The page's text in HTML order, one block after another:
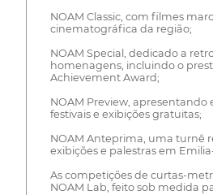
NOAM Classic, com filmes
cinematográfica da região;
NOAM Special, dedicado a
homenagens, incluindo o
Achievement Award;
NOAM Preview, apresentando
festivais e exibições gratuitas;
NOAM Anteprima, uma turnê
exibições e palestras em
As competições de curtas-
NOAM Lab, feito sob medida